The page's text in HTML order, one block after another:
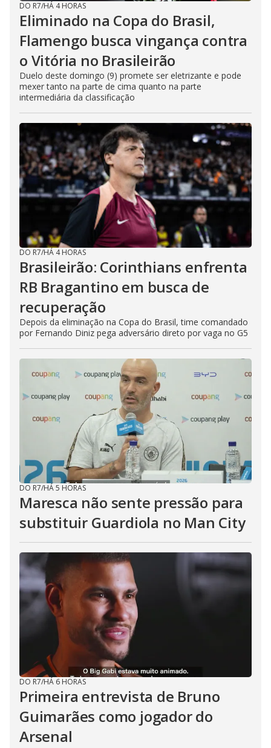
DO R7/HÁ 4 HORAS
Eliminado na Copa do Brasil,
Flamengo busca vingança contra
o Vitória no Brasileirão
Duelo deste domingo (9) promete ser eletrizante e pode
mexer tanto na parte de cima quanto na parte
intermediária da classificação
DO R7/HÁ 4 HORAS
Brasileirão: Corinthians enfrenta
RB Bragantino em busca de
recuperação
Depois da eliminação na Copa do Brasil, time comandado
por Fernando Diniz pega adversário direto por vaga no G5
DO R7/HÁ 5 HORAS
Maresca não sente pressão para
substituir Guardiola no Man City
DO R7/HÁ 6 HORAS
Primeira entrevista de Bruno
Guimarães como jogador do
Arsenal